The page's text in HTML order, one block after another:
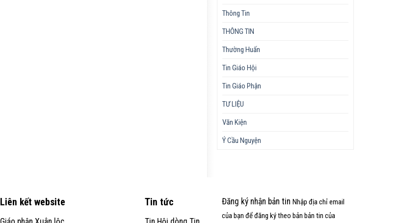
Thông Tin
THÔNG TIN
Thường Huấn
Tin Giáo Hội
Tin Giáo Phận
TƯ LIỆU
Văn Kiện
Ý Cầu Nguyện
Liên kết website Tin tức Đăng ký nhận bản tin Nhập địa chỉ email
của bạn để đăng ký theo bản bản tin của